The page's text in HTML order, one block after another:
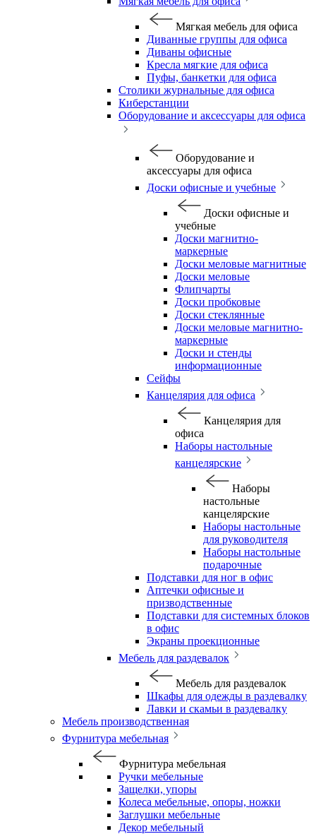
Мягкая мебель для офиса
Диванные группы для офиса
Диваны офисные
Кресла мягкие для офиса
Пуфы, банкетки для офиса
Столики журнальные для офиса
Киберстанции
Оборудование и аксессуары для офиса
Оборудование и
аксессуары для офиса
Доски офисные и учебные
Доски офисные и
учебные
Доски магнитно-
маркерные
Доски меловые магнитные
Доски меловые
Флипчарты
Доски пробковые
Доски стеклянные
Доски меловые магнитно-
маркерные
Доски и стенды
информационные
Сейфы
Канцелярия для офиса
Канцелярия для
офиса
Наборы настольные
канцелярские
Наборы
настольные
канцелярские
Наборы настольные
для руководителя
Наборы настольные
подарочные
Подставки для ног в офис
Аптечки офисные и
призводственные
Подставки для системных блоков
в офис
Экраны проекционные
Мебель для раздевалок
Мебель для раздевалок
Шкафы для одежды в раздевалку
Лавки и скамьи в раздевалку
Мебель производственная
Фурнитура мебельная
Фурнитура мебельная
Ручки мебельные
Защелки, упоры
Колеса мебельные, опоры, ножки
Заглушки мебельные
Декор мебельный